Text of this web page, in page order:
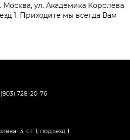
Москва, ул. Академика Королёва
1. Приходите мы всегда Вам
728-20-76
13, ст. 1, подъезд 1